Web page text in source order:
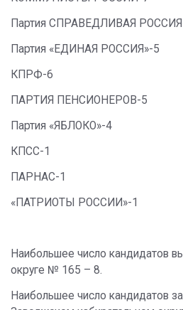
Партия СПРАВЕДЛИВАЯ
Партия «ЕДИНАЯ РОССИЯ»-5
КПРФ-6
ПАРТИЯ ПЕНСИОНЕРОВ-5
Партия «ЯБЛОКО»-4
КПСС-1
ПАРНАС-1
«ПАТРИОТЫ РОССИИ»-1
Наибольшее число кандидатов
округе № 165 – 8.
Наибольшее число кандидатов